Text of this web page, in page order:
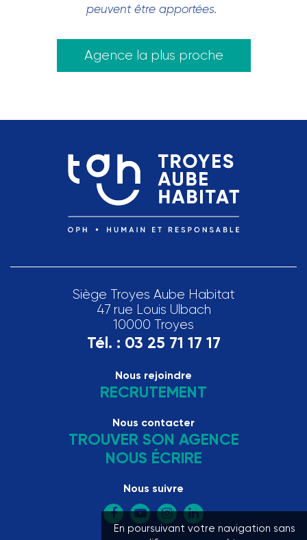
peuvent être apportées.
Agence la plus proche
Siège Troyes Aube Habitat
47 rue Louis Ulbach
10000 Troyes
Tél. : 03 25 71 17 17
Nous rejoindre
RECRUTEMENT
Nous contacter
TROUVER SON AGENCE
NOUS ÉCRIRE
Nous suivre
En poursuivant votre navigation sans